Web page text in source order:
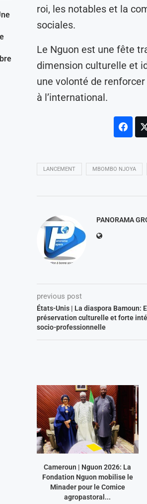
roi, les notables et la
sociales.
Le Nguon est une fête
dimension culturelle et
une volonté de
à l’international.
LANCEMENT MBOMBO NJOYA
PANORAMA
previous post
États-Unis | La diaspora Bamoun:
préservation culturelle et forte
socio-professionnelle
Cameroun | Nguon 2026: La
Fondation Nguon mobilise le
Minader pour le Comice
agropastoral...